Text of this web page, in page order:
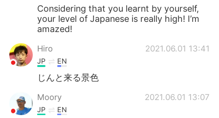
Considering that you learnt by yourself,
your level of Japanese is really high! I’m
amazed!
Hiro 2021.06.01 13:41
JP EN
じんと来る景色
Moory 2021.06.01 13:07
JP EN